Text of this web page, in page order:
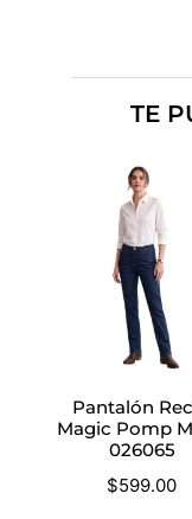
TE
Pantalón
Magic Pomp
026065
$599.00